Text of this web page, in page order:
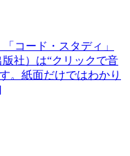
コード・スタディ」
版社）は“クリックで音
。紙面だけではわかり